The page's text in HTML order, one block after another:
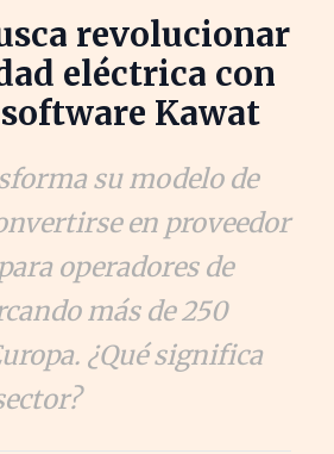
revolucionar
eléctrica con
Kawat
su modelo de
en proveedor
operadores de
más de 250
¿Qué significa